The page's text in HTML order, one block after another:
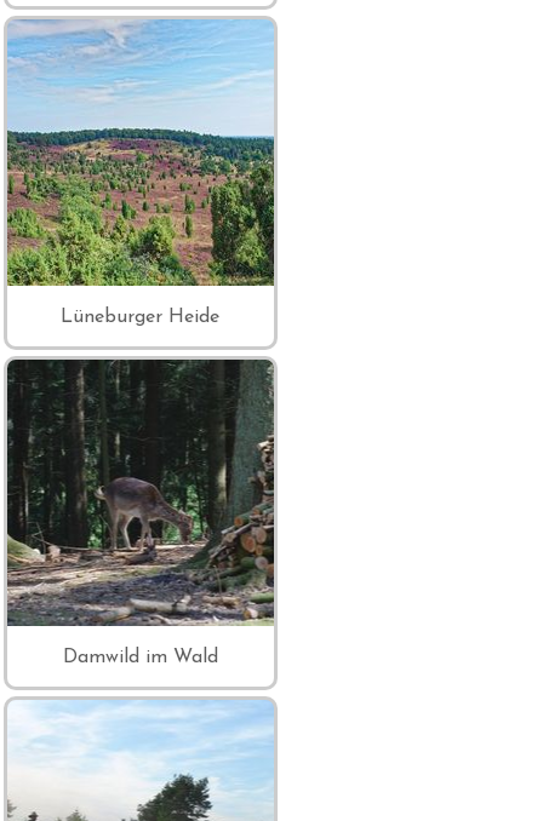
Lüneburger Heide
Damwild im Wald